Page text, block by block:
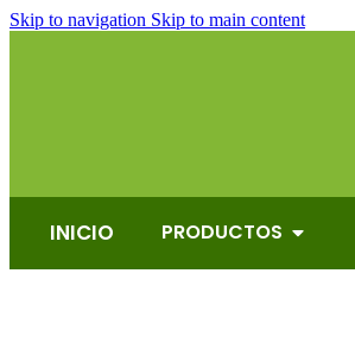
Skip to navigation Skip to main content
INICIO PRODUCTOS